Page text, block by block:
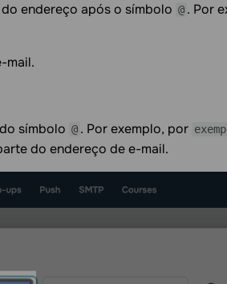
endereço após o símbolo @ . Por
mail.
símbolo @ . Por exemplo, por
do endereço de e-mail.